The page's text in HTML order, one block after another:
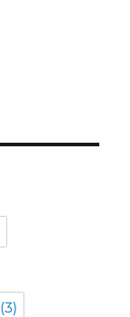
(3)